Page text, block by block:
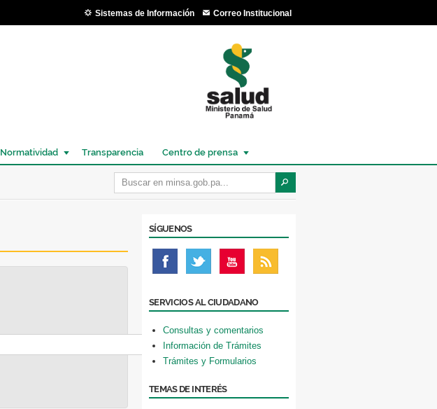
Sistemas de Información Correo Institucional
Normatividad Transparencia Centro de prensa
SÍGUENOS
SERVICIOS AL CIUDADANO
Consultas y comentarios
Información de Trámites
Trámites y Formularios
TEMAS DE INTERÉS